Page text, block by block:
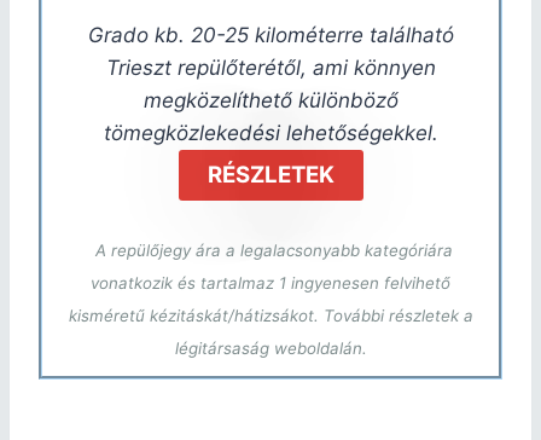
Grado kb. 20-25 kilométerre található
Trieszt repülőterétől, ami könnyen
megközelíthető különböző
tömegközlekedési lehetőségekkel.
RÉSZLETEK
A repülőjegy ára a legalacsonyabb kategóriára
vonatkozik és tartalmaz 1 ingyenesen felvihető
kisméretű kézitáskát/hátizsákot. További részletek a
légitársaság weboldalán.